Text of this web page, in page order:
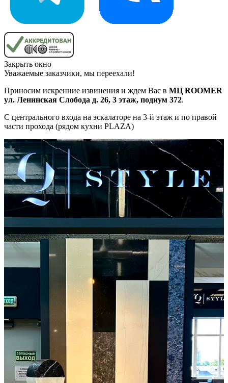
Закрыть окно
Уважаемые заказчики, мы переехали!
Приносим искренние извинения и ждем Вас в МЦ ROOMER
ул. Ленинская Слобода д. 26, 3 этаж, подиум 372.
С центрального входа на эскалаторе на 3-й этаж и по правой
части прохода (рядом кухни PLAZA)